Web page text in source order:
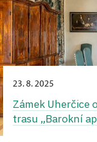
23. 8. 2025
Zámek Uherčice
trasu „Barokní